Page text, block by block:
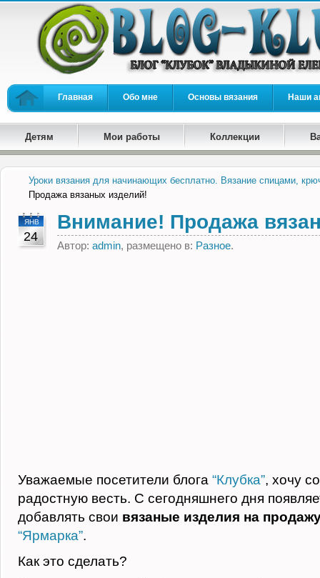
Главная Обо мне Основы вязания Наши
Детям Мои работы Коллекции
Уроки вязания для начинающих бесплатно. Вязание спицами,
Продажа вязаных изделий!
ЯНВ
24
Внимание! Продажа
Автор: admin, размещено в: Разное.
Уважаемые посетители блога “Клубка”, хочу
радостную весть. С сегодняшнего дня
добавлять свои вязаные изделия на
“Ярмарка”.
Как это сделать?